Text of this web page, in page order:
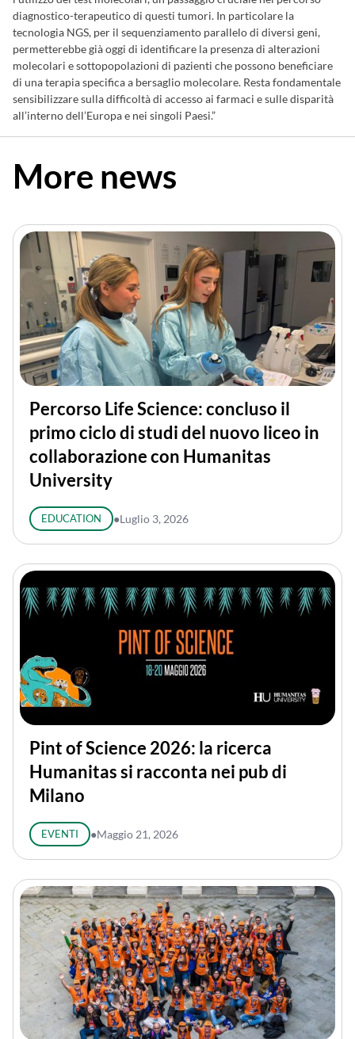
diagnostico-terapeutico di questi tumori. In particolare la
tecnologia NGS, per il sequenziamento parallelo di diversi geni,
permetterebbe già oggi di identificare la presenza di alterazioni
molecolari e sottopopolazioni di pazienti che possono beneficiare
di una terapia specifica a bersaglio molecolare. Resta fondamentale
sensibilizzare sulla difficoltà di accesso ai farmaci e sulle disparità
all’interno dell’Europa e nei singoli Paesi.”
More news
Percorso Life Science: concluso il
primo ciclo di studi del nuovo liceo in
collaborazione con Humanitas
University
EDUCATION ●Luglio 3, 2026
Pint of Science 2026: la ricerca
Humanitas si racconta nei pub di
Milano
EVENTI ●Maggio 21, 2026